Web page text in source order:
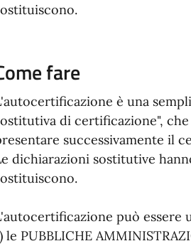
fare
è una
di certificazione",
successivamente il
dichiarazioni sostitutive
può essere
le PUBBLICHE